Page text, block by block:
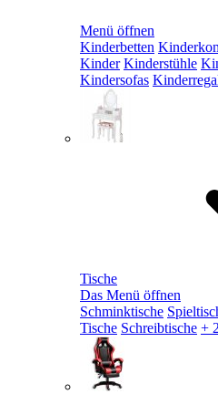
Menü öffnen
Kinderbetten
Kinder Kinderstühle
Kindersofas
Tische
Das Menü öffnen
Schminktische
Tische Schreibtische +